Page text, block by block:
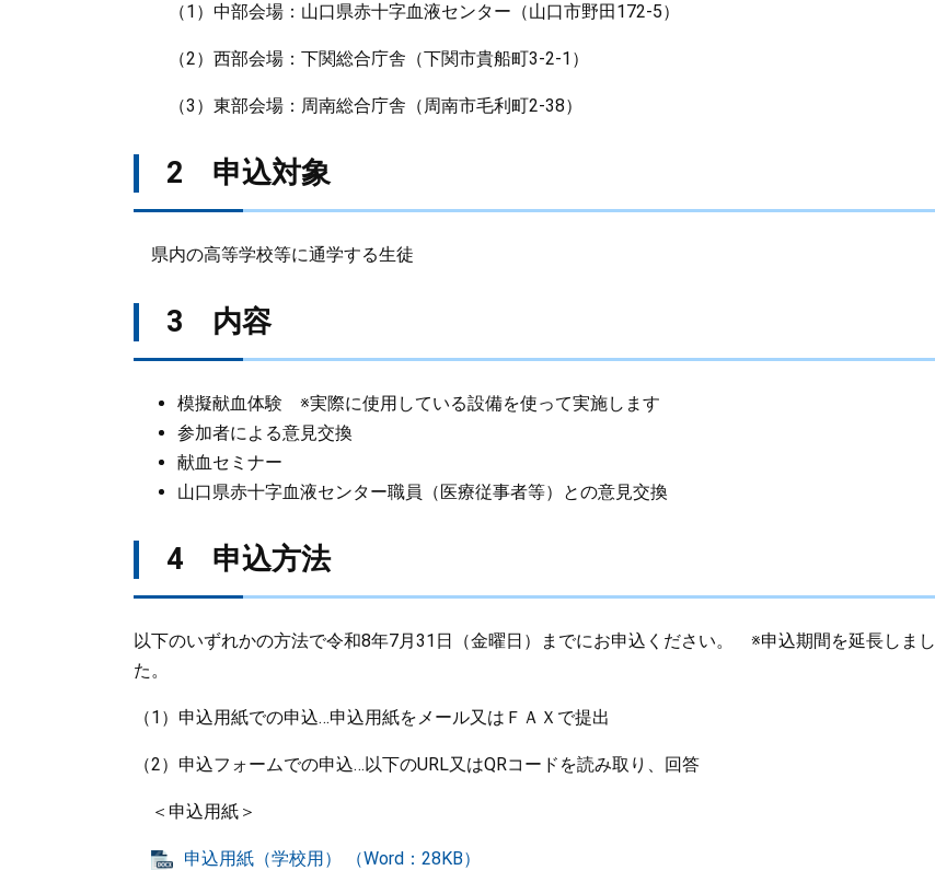
（1）中部会場：山口県赤十字血液センター（山口市野田172-5）
（2）西部会場：下関総合庁舎（下関市貴船町3-2-1）
（3）東部会場：周南総合庁舎（周南市毛利町2-38）
2 申込対象
県内の高等学校等に通学する生徒
3 内容
模擬献血体験 ※実際に使用している設備を使って実施します
参加者による意見交換
献血セミナー
山口県赤十字血液センター職員（医療従事者等）との意見交換
4 申込方法
以下のいずれかの方法で令和8年7月31日（金曜日）までにお申込ください。 ※申込期間を延長しまし
た。
（1）申込用紙での申込…申込用紙をメール又はＦＡＸで提出
（2）申込フォームでの申込…以下のURL又はQRコードを読み取り、回答
＜申込用紙＞
​申込用紙（学校用） （Word：28KB）